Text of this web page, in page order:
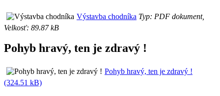
Výstavba chodníka Typ: PDF dokument,
Velkosť: 89.87 kB
Pohyb hravý, ten je zdravý !
Pohyb hravý, ten je zdravý !
(324.51 kB)